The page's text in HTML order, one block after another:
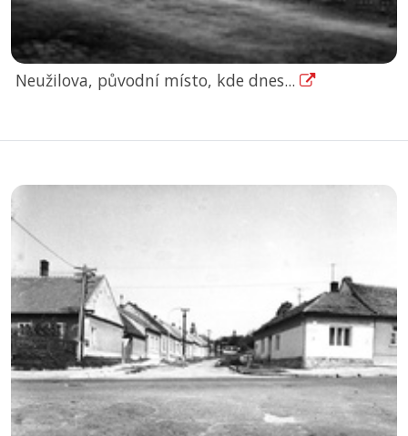
Neužilova, původní místo, kde dnes...